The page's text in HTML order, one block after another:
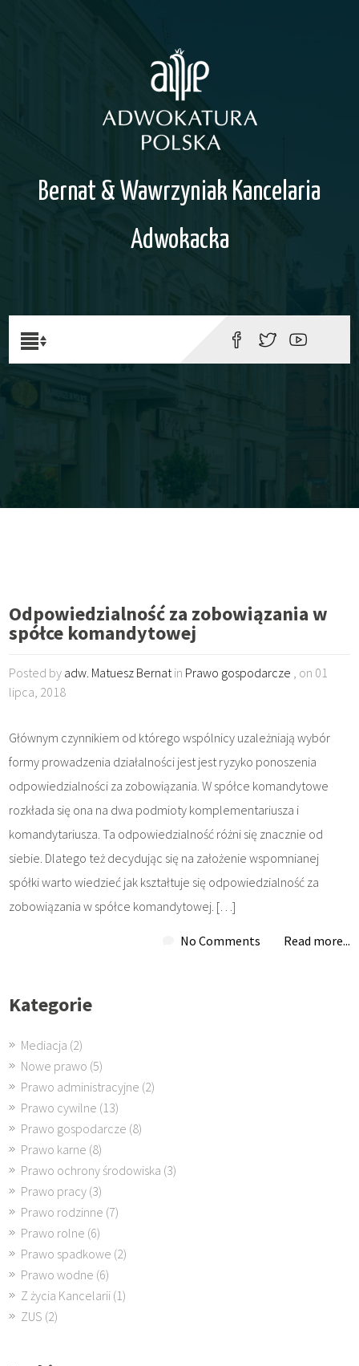
Bernat & Wawrzyniak Kancelaria
Adwokacka
Odpowiedzialność za zobowiązania w
spółce komandytowej
Posted by adw. Matuesz Bernatin Prawo gospodarcze , on 01
lipca, 2018
Głównym czynnikiem od którego wspólnicy uzależniają wybór
formy prowadzenia działalności jest jest ryzyko ponoszenia
odpowiedzialności za zobowiązania. W spółce komandytowe
rozkłada się ona na dwa podmioty komplementariusza i
komandytariusza. Ta odpowiedzialność różni się znacznie od
siebie. Dlatego też decydując się na założenie wspomnianej
spółki warto wiedzieć jak kształtuje się odpowiedzialność za
zobowiązania w spółce komandytowej. […]
No Comments Read more...
Kategorie
Mediacja (2)
Nowe prawo (5)
Prawo administracyjne (2)
Prawo cywilne (13)
Prawo gospodarcze (8)
Prawo karne (8)
Prawo ochrony środowiska (3)
Prawo pracy (3)
Prawo rodzinne (7)
Prawo rolne (6)
Prawo spadkowe (2)
Prawo wodne (6)
Z życia Kancelarii (1)
ZUS (2)